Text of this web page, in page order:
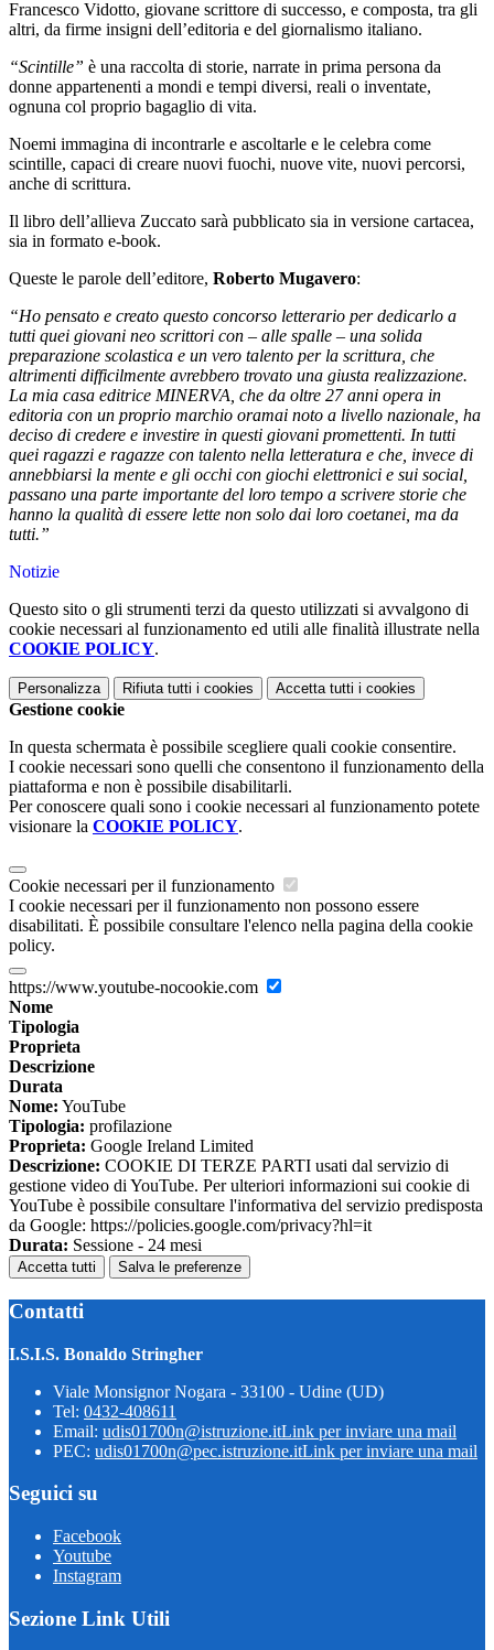
Francesco Vidotto, giovane scrittore di successo, e composta, tra gli
altri, da firme insigni dell’editoria e del giornalismo italiano.
“Scintille” è una raccolta di storie, narrate in prima persona da
donne appartenenti a mondi e tempi diversi, reali o inventate,
ognuna col proprio bagaglio di vita.
Noemi immagina di incontrarle e ascoltarle e le celebra come
scintille, capaci di creare nuovi fuochi, nuove vite, nuovi percorsi,
anche di scrittura.
Il libro dell’allieva Zuccato sarà pubblicato sia in versione cartacea,
sia in formato e-book.
Queste le parole dell’editore, Roberto Mugavero:
“Ho pensato e creato questo concorso letterario per dedicarlo a
tutti quei giovani neo scrittori con – alle spalle – una solida
preparazione scolastica e un vero talento per la scrittura, che
altrimenti difficilmente avrebbero trovato una giusta realizzazione.
La mia casa editrice MINERVA, che da oltre 27 anni opera in
editoria con un proprio marchio oramai noto a livello nazionale, ha
deciso di credere e investire in questi giovani promettenti. In tutti
quei ragazzi e ragazze con talento nella letteratura e che, invece di
annebbiarsi la mente e gli occhi con giochi elettronici e sui social,
passano una parte importante del loro tempo a scrivere storie che
hanno la qualità di essere lette non solo dai loro coetanei, ma da
tutti.”
Notizie
Questo sito o gli strumenti terzi da questo utilizzati si avvalgono di
cookie necessari al funzionamento ed utili alle finalità illustrate nella
COOKIE POLICY.
Personalizza Rifiuta tutti i cookies Accetta tutti i cookies
Gestione cookie
In questa schermata è possibile scegliere quali cookie consentire.
I cookie necessari sono quelli che consentono il funzionamento della
piattaforma e non è possibile disabilitarli.
Per conoscere quali sono i cookie necessari al funzionamento potete
visionare la COOKIE POLICY.
Cookie necessari per il funzionamento
I cookie necessari per il funzionamento non possono essere
disabilitati. È possibile consultare l'elenco nella pagina della cookie
policy.
https://www.youtube-nocookie.com
Nome
Tipologia
Proprieta
Descrizione
Durata
Nome: YouTube
Tipologia: profilazione
Proprieta: Google Ireland Limited
Descrizione: COOKIE DI TERZE PARTI usati dal servizio di
gestione video di YouTube. Per ulteriori informazioni sui cookie di
YouTube è possibile consultare l'informativa del servizio predisposta
da Google: https://policies.google.com/privacy?hl=it
Durata: Sessione - 24 mesi
Accetta tutti Salva le preferenze
Contatti
I.S.I.S. Bonaldo Stringher
Viale Monsignor Nogara - 33100 - Udine (UD)
Tel: 0432-408611
Email: udis01700n@istruzione.itLink per inviare una mail
PEC: udis01700n@pec.istruzione.itLink per inviare una mail
Seguici su
Facebook
Youtube
Instagram
Sezione Link Utili